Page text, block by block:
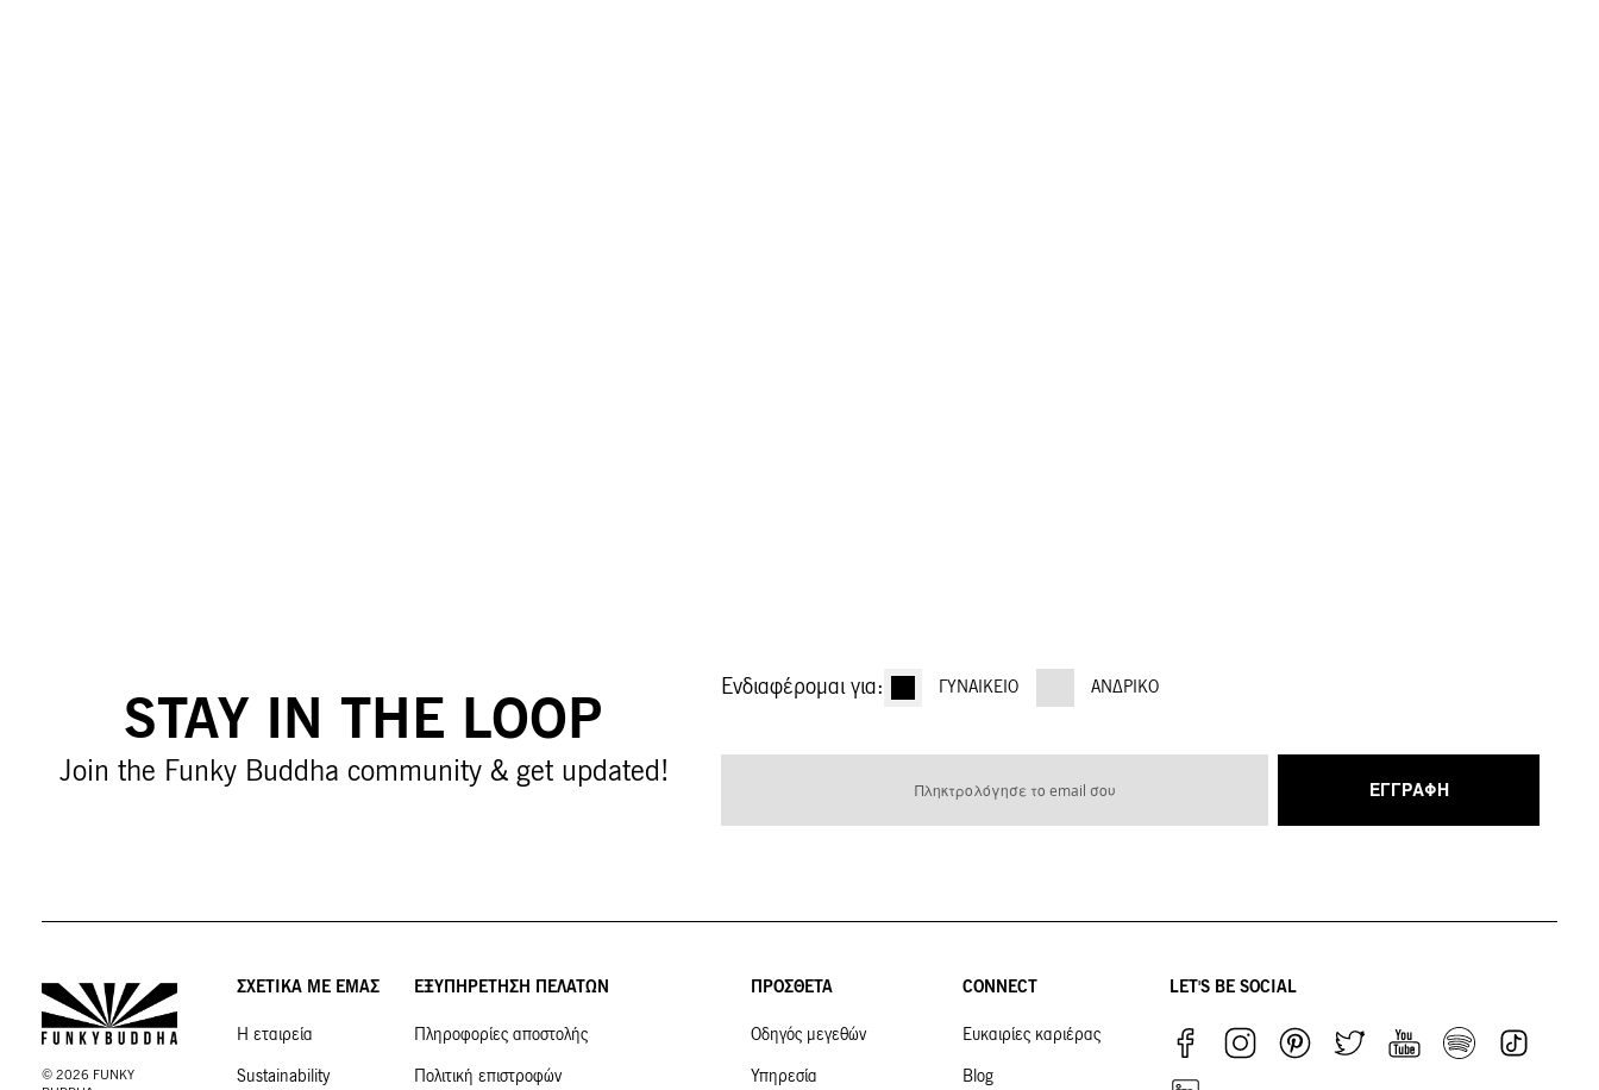
STAY IN THE LOOP
Join the Funky Buddha community & get updated!
Ενδιαφέρομαι για: ΓΥΝΑΙΚΕΊΟ ΑΝΔΡΙΚΌ
ΕΓΓΡΑΦΉ
© 2026 FUNKY
ΣΧΕΤΙΚΑ ΜΕ ΕΜΑΣ
Η εταιρεία
Sustainability
ΕΞΥΠΗΡΕΤΗΣΗ ΠΕΛΑΤΩΝ
Πληροφορίες αποστολής
Πολιτική επιστροφών
ΠΡΟΣΘΕΤΑ
Οδηγός μεγεθών
Υπηρεσία
CONNECT
Ευκαιρίες καριέρας
Blog
LET'S BE SOCIAL